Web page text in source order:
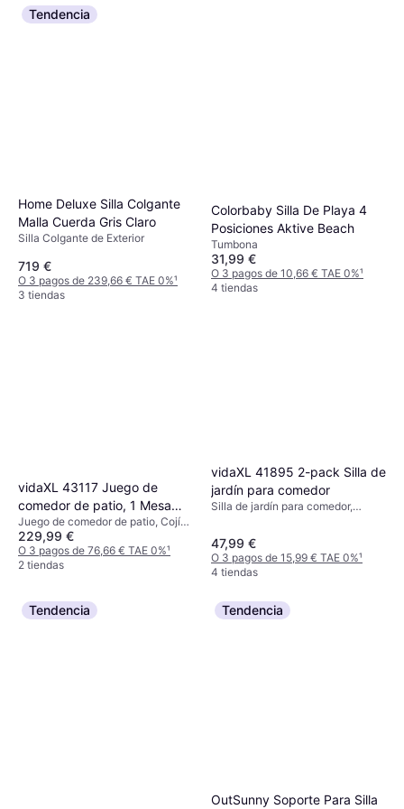
Tendencia
Home Deluxe Silla Colgante
Malla Cuerda Gris Claro
Silla Colgante de Exterior
719 €
O 3 pagos de 239,66 € TAE 0%¹
3 tiendas
Colorbaby Silla De Playa 4
Posiciones Aktive Beach
Tumbona
31,99 €
O 3 pagos de 10,66 € TAE 0%¹
4 tiendas
vidaXL 43117 Juego de
comedor de patio, 1 Mesa
incl. 8 Sillas
Juego de comedor de patio, Cojín
de asiento
229,99 €
O 3 pagos de 76,66 € TAE 0%¹
2 tiendas
vidaXL 41895 2-pack Silla de
jardín para comedor
Silla de jardín para comedor,
47,99 €
O 3 pagos de 15,99 € TAE 0%¹
4 tiendas
Tendencia Tendencia
OutSunny Soporte Para Silla